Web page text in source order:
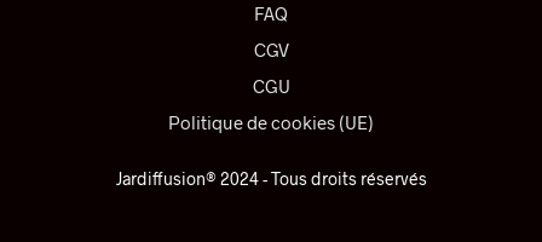
FAQ
CGV
CGU
Politique de cookies (UE)
Jardiffusion® 2024 - Tous droits réservés